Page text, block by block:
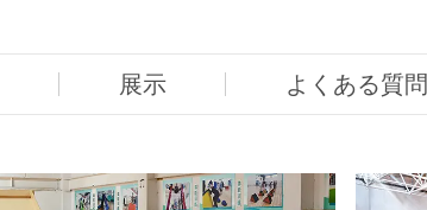
展示 よくある質問